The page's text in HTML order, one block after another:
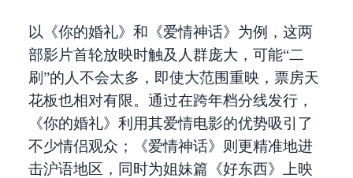
以《你的婚礼》和《爱情神话》为例，这两
部影片首轮放映时触及人群庞大，可能“二
刷”的人不会太多，即使大范围重映，票房天
花板也相对有限。通过在跨年档分线发行，
《你的婚礼》利用其爱情电影的优势吸引了
不少情侣观众；《爱情神话》则更精准地进
击沪语地区，同时为姐妹篇《好东西》上映